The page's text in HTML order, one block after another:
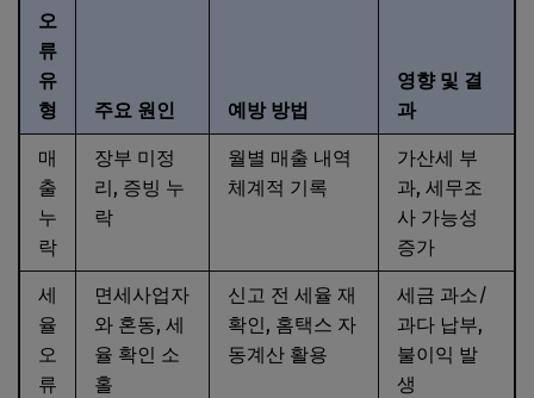
오
류
유
형
주요 원인 예방 방법
영향 및 결
과
매
출
누
락
장부 미정
리, 증빙 누
락
월별 매출 내역
체계적 기록
가산세 부
과, 세무조
사 가능성
증가
세
율
오
류
면세사업자
와 혼동, 세
율 확인 소
홀
신고 전 세율 재
확인, 홈택스 자
동계산 활용
세금 과소/
과다 납부,
불이익 발
생